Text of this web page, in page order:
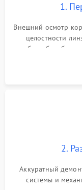
1.
Внешний осмотр
целостности
работы
параллакса и
2.
Аккуратный
системы и